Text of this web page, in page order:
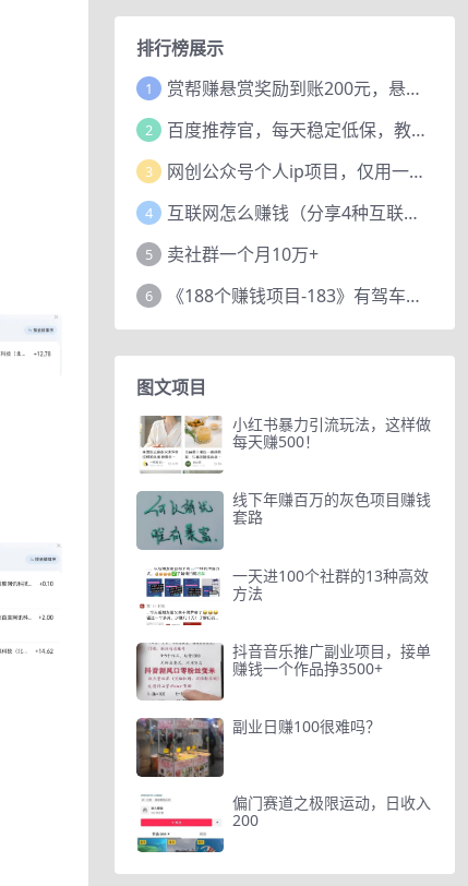
排行榜展示
1 赏帮赚悬赏奖励到账200元，悬赏任务多劳多得，人人可做。
2 百度推荐官，每天稳定低保，教程赠上
3 网创公众号个人ip项目，仅用一篇文章做到全网引流！
4 互联网怎么赚钱（分享4种互联网赚钱模式）
5 卖社群一个月10万+
6 《188个赚钱项目-183》有驾车评项目，动动小手，复制粘贴赚44元！
图文项目
小红书暴力引流玩法，这样做
每天赚500！
线下年赚百万的灰色项目赚钱
套路
一天进100个社群的13种高效
方法
抖音音乐推广副业项目，接单
赚钱一个作品挣3500+
副业日赚100很难吗？
偏门赛道之极限运动，日收入
200